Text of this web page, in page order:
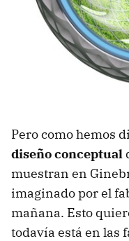
Pero como hemos
diseño conceptual
muestran en
imaginado por el
mañana. Esto
todavía está en las